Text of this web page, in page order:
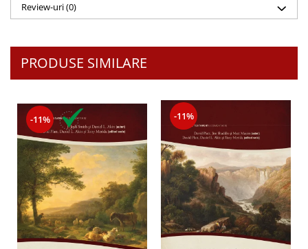
Review-uri(0)
PRODUSE SIMILARE
-11% -11%